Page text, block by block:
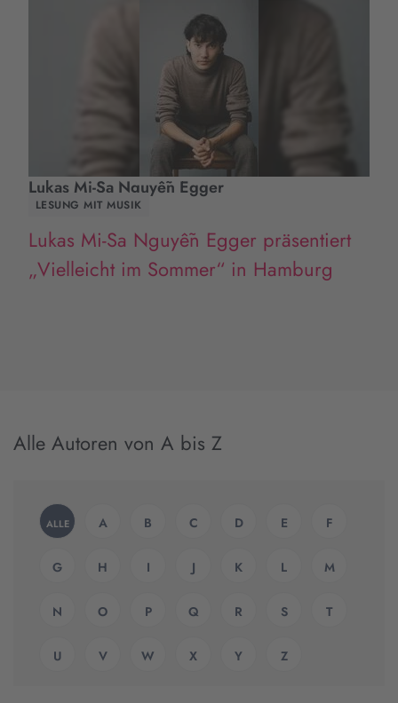
Lukas Mi-Sa Nguyễn Egger
LESUNG MIT MUSIK
Lukas Mi-Sa Nguyễn Egger präsentiert
„Vielleicht im Sommer“ in Hamburg
Alle Autoren von A bis Z
ALLE A B C D E F
G H I J K L M
N O P Q R S T
U V W X Y Z